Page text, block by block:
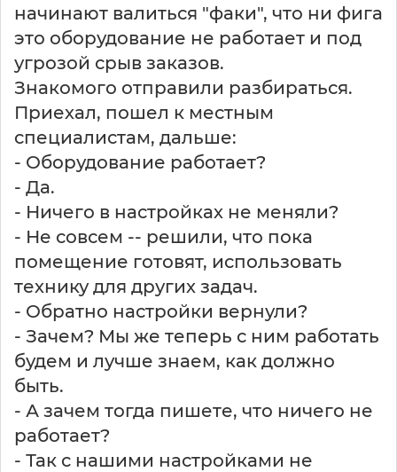
начинают валиться "факи", что ни фига
это оборудование не работает и под
угрозой срыв заказов.
Знакомого отправили разбираться.
Приехал, пошел к местным
специалистам, дальше:
- Оборудование работает?
- Да.
- Ничего в настройках не меняли?
- Не совсем -- решили, что пока
помещение готовят, использовать
технику для других задач.
- Обратно настройки вернули?
- Зачем? Мы же теперь с ним работать
будем и лучше знаем, как должно
быть.
- А зачем тогда пишете, что ничего не
работает?
- Так с нашими настройками не